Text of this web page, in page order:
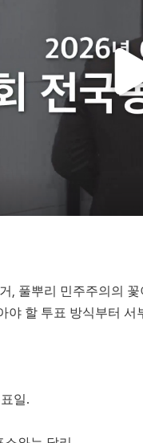
, 풀뿌리 민주주의의
야 할 투표 방식부터
일.